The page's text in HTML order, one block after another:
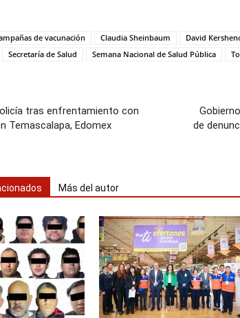
de vacunación Claudia Sheinbaum David
Secretaría de Salud Semana Nacional de Salud Pública
tras enfrentamiento con
Temascalapa, Edomex
de
Más del autor